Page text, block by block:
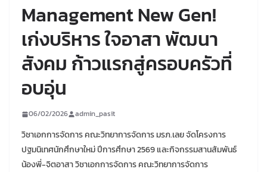
Management New Gen!
เก่งบริหาร ใจอาสา พัฒนา
สังคม ก้าวแรกสู่ครอบครัวที่
อบอุ่น
06/02/2026 admin_pasit
วิชาเอกการจัดการ คณะวิทยาการจัดการ มรภ.เลย จัดโครงการ
ปฐมนิเทศนักศึกษาใหม่ ปีการศึกษา 2569 และกิจกรรมสานสัมพันธ์
น้องพี่-จิตอาสา วิชาเอกการจัดการ คณะวิทยาการจัดการ